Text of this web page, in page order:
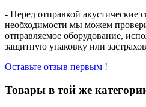
- Перед отправкой акустические
необходимости мы можем
отправляемое оборудование,
защитную упаковку или
Оставьте отзыв первым !
Товары в той же